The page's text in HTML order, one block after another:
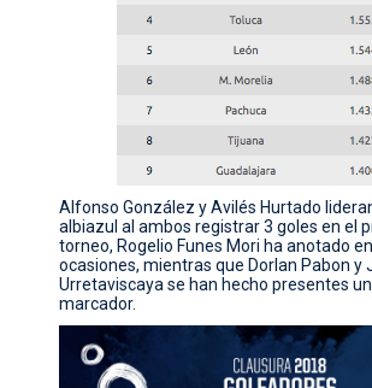
Alfonso González y Avilés Hurtado
albiazul al ambos registrar 3 goles en el
torneo, Rogelio Funes Mori ha anotado
ocasiones, mientras que Dorlan Pabon y
Urretaviscaya se han hecho presentes
marcador.